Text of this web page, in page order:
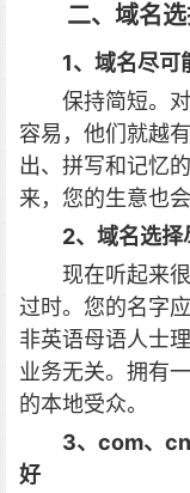
二、域名
1、域名尽可
保持简短。
容易，他们就越
出、拼写和记忆
来，您的生意也
2、域名选择
现在听起来
过时。您的名字
非英语母语人士
业务无关。拥有
的本地受众。
3、com、
好